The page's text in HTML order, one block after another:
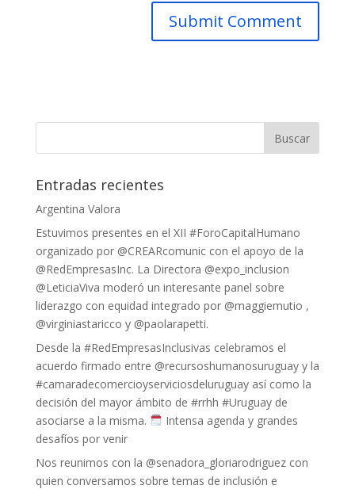
Entradas recientes
Argentina Valora
Estuvimos presentes en el XII #ForoCapitalHumano
organizado por @CREARcomunic con el apoyo de la
@RedEmpresasInc. La Directora @expo_inclusion
@LeticiaViva moderó un interesante panel sobre
liderazgo con equidad integrado por @maggiemutio ,
@virginiastaricco y @paolarapetti.
Desde la #RedEmpresasInclusivas celebramos el
acuerdo firmado entre @recursoshumanosuruguay y la
#camaradecomercioyserviciosdeluruguay así como la
decisión del mayor ámbito de #rrhh #Uruguay de
asociarse a la misma.
Intensa agenda y grandes
desafíos por venir
Nos reunimos con la @senadora_gloriarodriguez con
quien conversamos sobre temas de inclusión e